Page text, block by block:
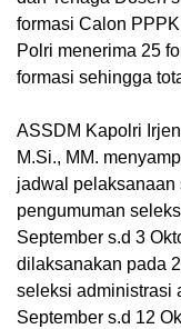
formasi Calon
Polri menerima 25
formasi sehingga
ASSDM Kapolri
M.Si., MM.
jadwal pelaksanaan
pengumuman
September s.d 3
dilaksanakan pada
seleksi administrasi
September s.d 12